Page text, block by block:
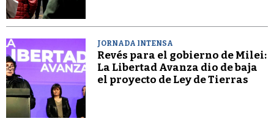
JORNADA INTENSA
Revés para el gobierno de Milei:
La Libertad Avanza dio de baja
el proyecto de Ley de Tierras